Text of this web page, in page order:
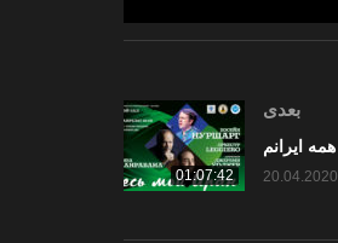
01:07:42
بعدی
همه ایرانم
20.04.2020